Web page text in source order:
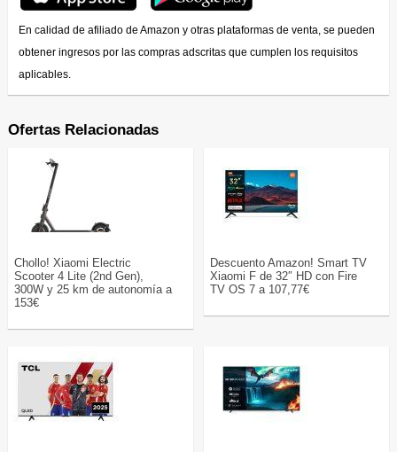
En calidad de afiliado de Amazon y otras plataformas de venta, se pueden
obtener ingresos por las compras adscritas que cumplen los requisitos
aplicables.
Ofertas Relacionadas
Chollo! Xiaomi Electric
Scooter 4 Lite (2nd Gen),
300W y 25 km de autonomía a
153€
Descuento Amazon! Smart TV
Xiaomi F de 32″ HD con Fire
TV OS 7 a 107,77€